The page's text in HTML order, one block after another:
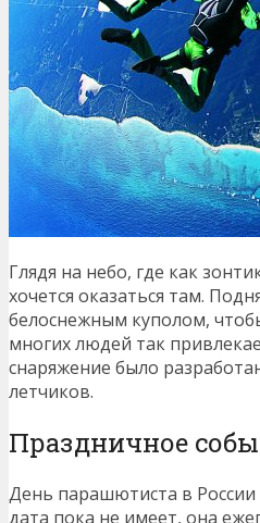
Глядя на небо, где как
хочется оказаться там.
белоснежным куполом,
многих людей так
снаряжение было
летчиков.
Праздничное
День парашютиста в России
дата пока не имеет, она